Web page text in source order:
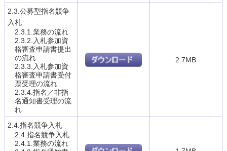
2.3.公募型指名競争
入札
2.3.1.業務の流れ
2.3.2.入札参加資
格審査申請書提出
の流れ
2.3.3.入札参加資
格審査申請書受付
票受理の流れ
2.3.4.指名／非指
名通知書受理の流
れ
2.7MB
2.4.指名競争入札
2.4.指名競争入札
2.4.1.業務の流れ